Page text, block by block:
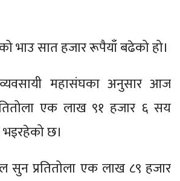
भाउ सात हजार रूपैयाँ बढेको हो।
महासंघका अनुसार आज
एक लाख ९१ हजार ६ सय
भइरहेको छ।
सुन प्रतितोला एक लाख ८९ हजार